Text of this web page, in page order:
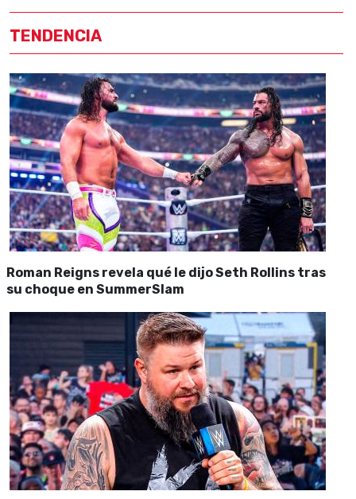
TENDENCIA
Roman Reigns revela qué le dijo Seth Rollins tras
su choque en SummerSlam